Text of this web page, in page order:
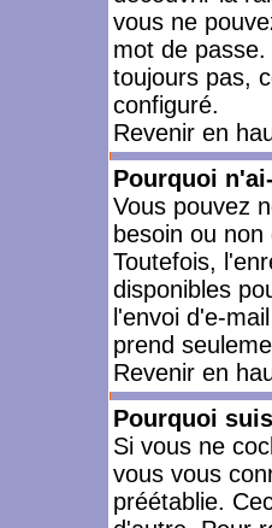
vous ne
mot de
toujours pas,
configuré.
Revenir en
Pourquoi
Vous pouvez
besoin ou
Toutefois,
disponibles
l'envoi d'e-
prend
Revenir en
Pourquoi
Si vous ne
vous vous
préétablie.